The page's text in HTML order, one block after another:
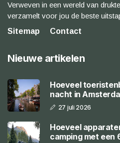
Verweven in een wereld van
verzamelt voor jou de beste
Sitemap
Contact
Nieuwe artikelen
Hoeveel
nacht in
27 juli 2026
Hoeveel
camping met een